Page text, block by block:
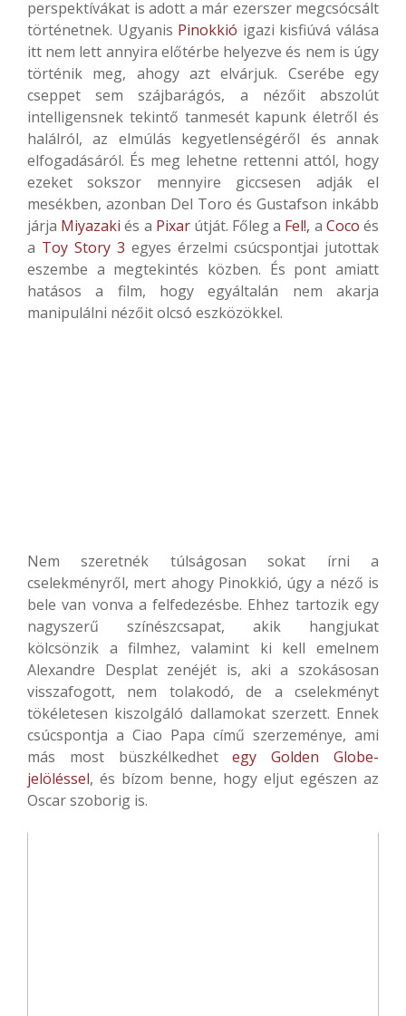
perspektívákat is adott a már ezerszer megcsócsált
történetnek. Ugyanis Pinokkió igazi kisfiúvá válása
itt nem lett annyira előtérbe helyezve és nem is úgy
történik meg, ahogy azt elvárjuk. Cserébe egy
cseppet sem szájbarágós, a nézőit abszolút
intelligensnek tekintő tanmesét kapunk életről és
halálról, az elmúlás kegyetlenségéről és annak
elfogadásáról. És meg lehetne rettenni attól, hogy
ezeket sokszor mennyire giccsesen adják el
mesékben, azonban Del Toro és Gustafson inkább
járja Miyazaki és a Pixarútját. Főleg a Fel!, a Coco és
a Toy Story 3 egyes érzelmi csúcspontjai jutottak
eszembe a megtekintés közben. És pont amiatt
hatásos a film, hogy egyáltalán nem akarja
manipulálni nézőit olcsó eszközökkel.
Nem szeretnék túlságosan sokat írni a
cselekményről, mert ahogy Pinokkió, úgy a néző is
bele van vonva a felfedezésbe. Ehhez tartozik egy
nagyszerű színészcsapat, akik hangjukat
kölcsönzik a filmhez, valamint ki kell emelnem
Alexandre Desplat zenéjét is, aki a szokásosan
visszafogott, nem tolakodó, de a cselekményt
tökéletesen kiszolgáló dallamokat szerzett. Ennek
csúcspontja a Ciao Papa című szerzeménye, ami
más most büszkélkedhetegy Golden Globe-
jelöléssel, és bízom benne, hogy eljut egészen az
Oscar szoborig is.